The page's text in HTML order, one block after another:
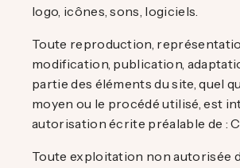
logo, icônes, sons, logiciels.
Toute reproduction,
modification, publication,
partie des éléments du site, quel
moyen ou le procédé utilisé, est
autorisation écrite préalable de :
Toute exploitation non autorisée